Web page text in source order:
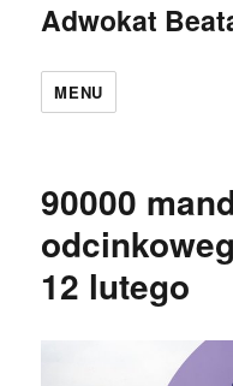
Adwokat
MENU
90000
12 lutego